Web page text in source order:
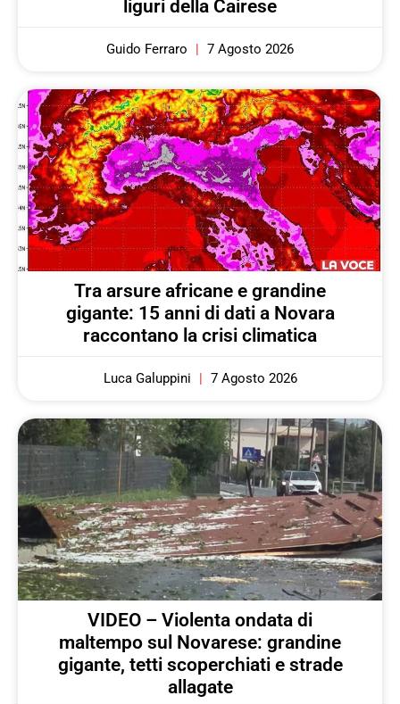
liguri della Cairese
Guido Ferraro 7 Agosto 2026
Tra arsure africane e grandine
gigante: 15 anni di dati a Novara
raccontano la crisi climatica
Luca Galuppini 7 Agosto 2026
VIDEO – Violenta ondata di
maltempo sul Novarese: grandine
gigante, tetti scoperchiati e strade
allagate